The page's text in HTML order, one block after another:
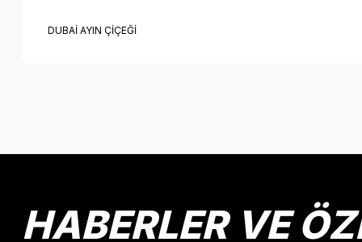
DUBAİ AYIN ÇİÇEĞİ
Ürün resmi kalitesiz, bozuk veya görüntülenemiyor.
Ürün fiyatı diğer sitelerden daha pahalı.
HABERLER VE